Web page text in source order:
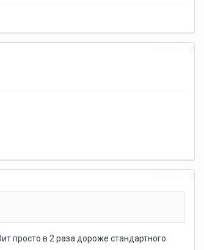
просто в 2 раза дороже стандартного